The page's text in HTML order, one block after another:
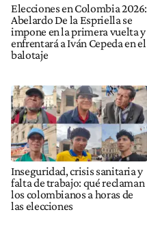
Elecciones en Colombia 2026:
Abelardo De la Espriella se
impone en la primera vuelta y
enfrentará a Iván Cepeda en el
balotaje
Inseguridad, crisis sanitaria y
falta de trabajo: qué reclaman
los colombianos a horas de
las elecciones